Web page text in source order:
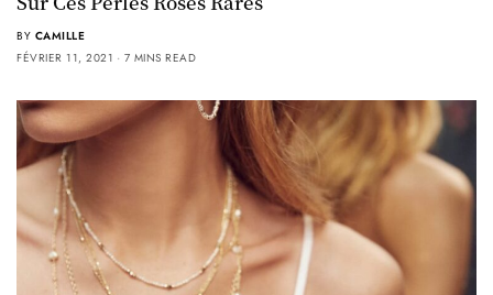
BY CAMILLE
FÉVRIER 11, 2021
7 MINS READ